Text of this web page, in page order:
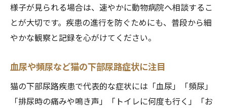
様子が見られる場合は、速やかに動物病院へ相談するこ
とが大切です。疾患の進行を防ぐためにも、普段から細
やかな観察と記録を心がけてください。
血尿や頻尿など猫の下部尿路症状に注目
猫の下部尿路疾患で代表的な症状には「血尿」「頻尿」
「排尿時の痛みや鳴き声」「トイレに何度も行く」「お